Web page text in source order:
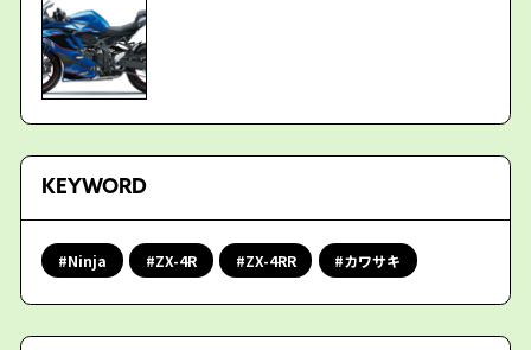
KEYWORD
Ninja ZX-4R ZX-4RR カワサキ